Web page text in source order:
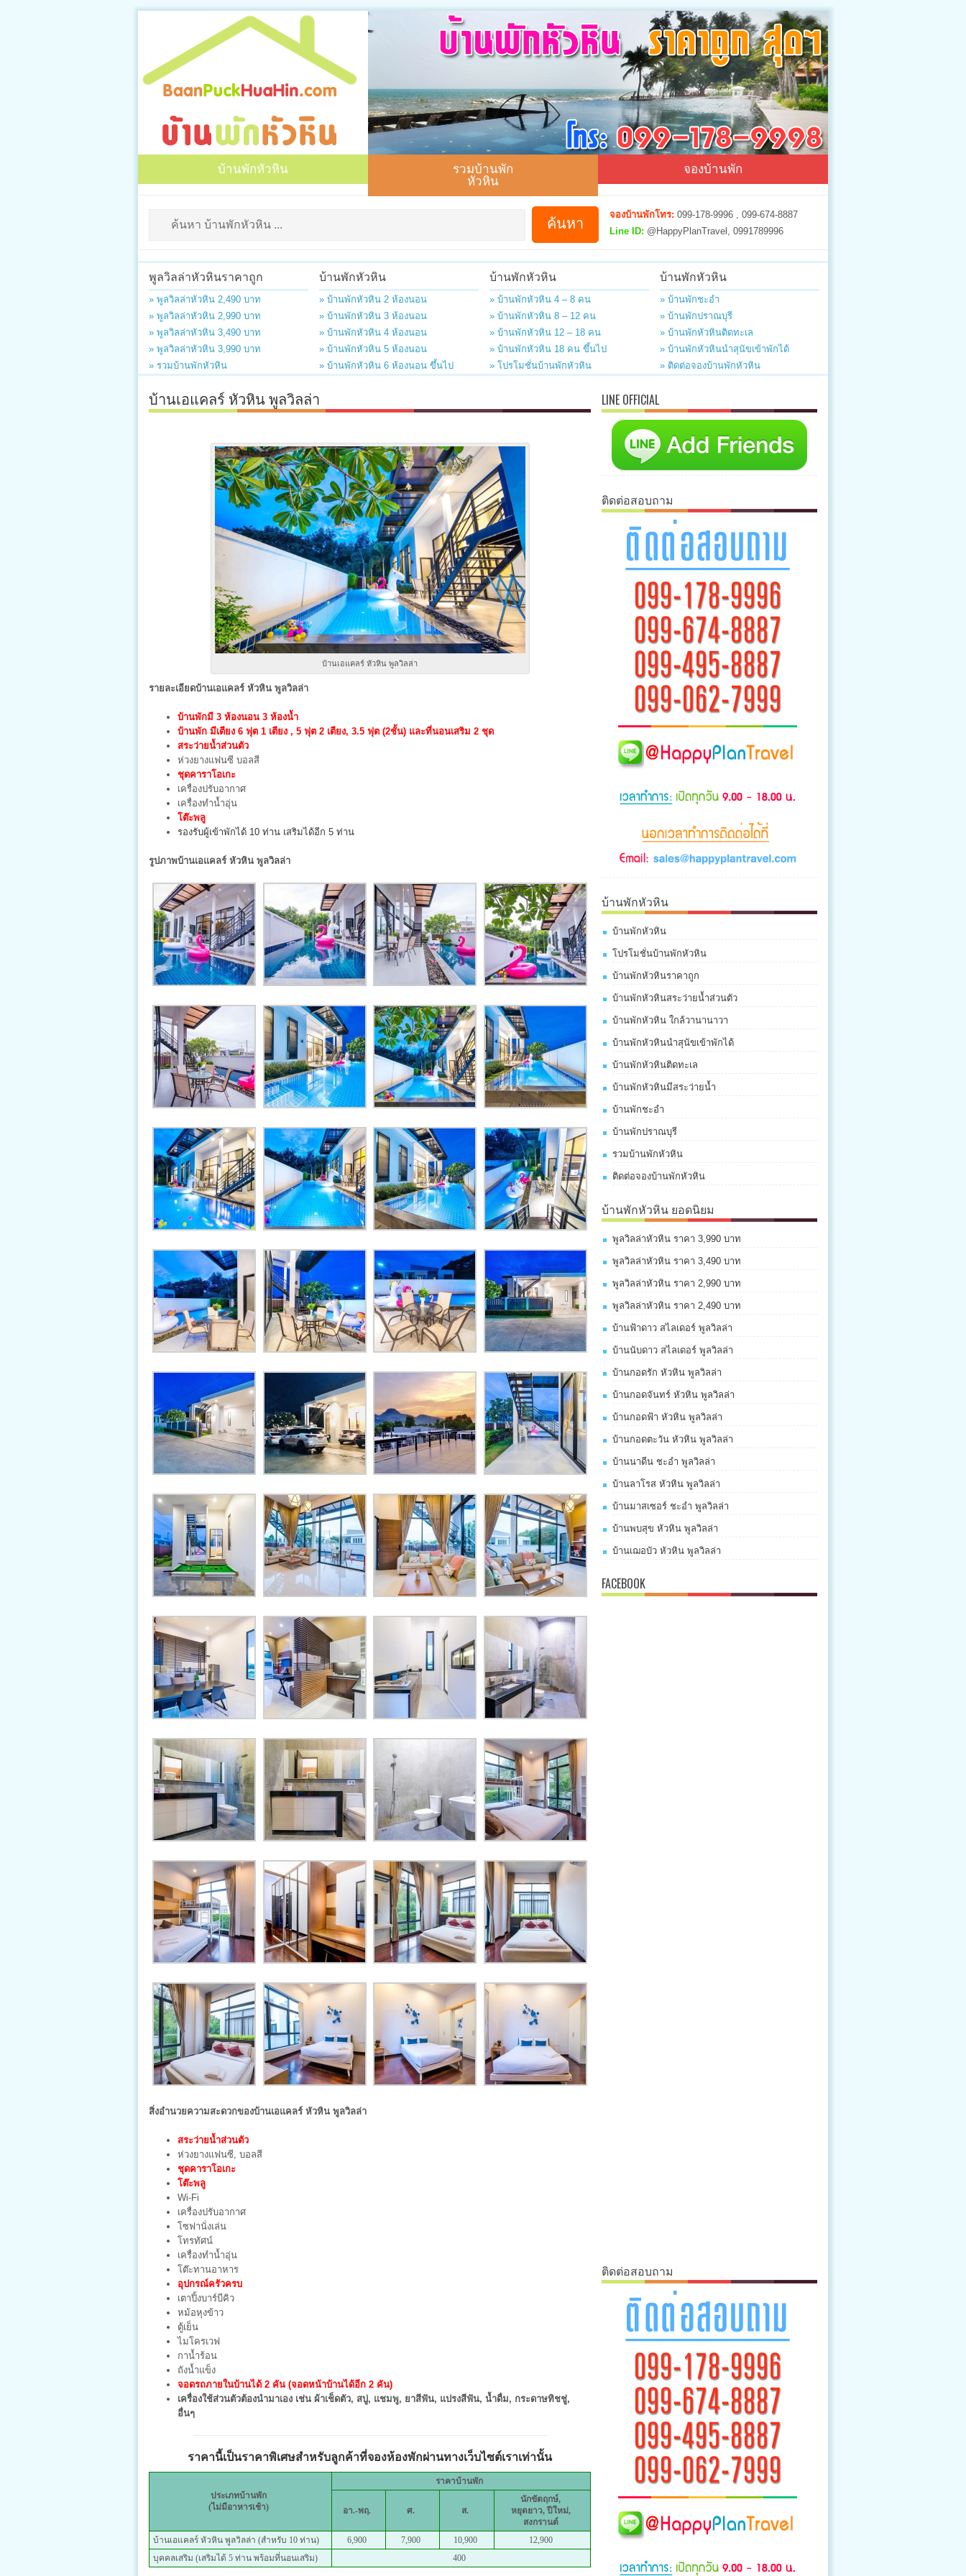
บ้านพักหัวหิน รวมบ้านพัก
หัวหิน
จองบ้านพัก
จองบ้านพักโทร: 099-178-9996 , 099-674-8887
Line ID: @HappyPlanTravel, 0991789996
พูลวิลล่าหัวหินราคาถูก
» พูลวิลล่าหัวหิน 2,490 บาท
» พูลวิลล่าหัวหิน 2,990 บาท
» พูลวิลล่าหัวหิน 3,490 บาท
» พูลวิลล่าหัวหิน 3,990 บาท
» รวมบ้านพักหัวหิน
บ้านพักหัวหิน
» บ้านพักหัวหิน 2 ห้องนอน
» บ้านพักหัวหิน 3 ห้องนอน
» บ้านพักหัวหิน 4 ห้องนอน
» บ้านพักหัวหิน 5 ห้องนอน
» บ้านพักหัวหิน 6 ห้องนอน ขึ้นไป
บ้านพักหัวหิน
» บ้านพักหัวหิน 4 – 8 คน
» บ้านพักหัวหิน 8 – 12 คน
» บ้านพักหัวหิน 12 – 18 คน
» บ้านพักหัวหิน 18 คน ขึ้นไป
» โปรโมชั่นบ้านพักหัวหิน
บ้านพักหัวหิน
» บ้านพักชะอำ
» บ้านพักปราณบุรี
» บ้านพักหัวหินติดทะเล
» บ้านพักหัวหินนำสุนัขเข้าพักได้
» ติดต่อจองบ้านพักหัวหิน
บ้านเอแคลร์ หัวหิน พูลวิลล่า
บ้านเอแคลร์ หัวหิน พูลวิลล่า
รายละเอียดบ้านเอแคลร์ หัวหิน พูลวิลล่า
บ้านพักมี 3 ห้องนอน 3 ห้องน้ำ
บ้านพัก มีเตียง 6 ฟุต 1 เตียง , 5 ฟุต 2 เตียง, 3.5 ฟุต (2ชั้น) และที่นอนเสริม 2 ชุด
สระว่ายน้ำส่วนตัว
ห่วงยางแฟนซี บอลสี
ชุดคาราโอเกะ
เครื่องปรับอากาศ
เครื่องทำน้ำอุ่น
โต๊ะพลู
รองรับผู้เข้าพักได้ 10 ท่าน เสริมได้อีก 5 ท่าน
รูปภาพบ้านเอแคลร์ หัวหิน พูลวิลล่า
สิ่งอำนวยความสะดวกของบ้านเอแคลร์ หัวหิน พูลวิลล่า
สระว่ายน้ำส่วนตัว
ห่วงยางแฟนซี, บอลสี
ชุดคาราโอเกะ
โต๊ะพลู
Wi-Fi
เครื่องปรับอากาศ
โซฟานั่งเล่น
โทรทัศน์
เครื่องทำน้ำอุ่น
โต๊ะทานอาหาร
อุปกรณ์ครัวครบ
เตาปิ้งบาร์บีคิว
หม้อหุงข้าว
ตู้เย็น
ไมโครเวฟ
กาน้ำร้อน
ถังน้ำแข็ง
จอดรถภายในบ้านได้ 2 คัน (จอดหน้าบ้านได้อีก 2 คัน)
เครื่องใช้ส่วนตัวต้องนำมาเอง เช่น ผ้าเช็ดตัว, สบู่, แชมพู, ยาสีฟัน, แปรงสีฟัน, น้ำดื่ม, กระดาษทิชชู่,
อื่นๆ
ราคานี้เป็นราคาพิเศษสำหรับลูกค้าที่จองห้องพักผ่านทางเว็บไซต์เราเท่านั้น
ประเภทบ้านพัก
(ไม่มีอาหารเช้า)
ราคาบ้านพัก
อา.-พฤ. ศ. ส.
นักขัตฤกษ์,
หยุดยาว, ปีใหม่,
สงกรานต์
บ้านเอแคลร์ หัวหิน พูลวิลล่า (สำหรับ 10 ท่าน)
6,900 7,900 10,900
12,900
บุคคลเสริม (เสริมได้ 5 ท่าน พร้อมที่นอนเสริม)
400
LINE OFFICIAL
ติดต่อสอบถาม
บ้านพักหัวหิน
บ้านพักหัวหิน
โปรโมชั่นบ้านพักหัวหิน
บ้านพักหัวหินราคาถูก
บ้านพักหัวหินสระว่ายน้ำส่วนตัว
บ้านพักหัวหิน ใกล้วานานาวา
บ้านพักหัวหินนำสุนัขเข้าพักได้
บ้านพักหัวหินติดทะเล
บ้านพักหัวหินมีสระว่ายน้ำ
บ้านพักชะอำ
บ้านพักปราณบุรี
รวมบ้านพักหัวหิน
ติดต่อจองบ้านพักหัวหิน
บ้านพักหัวหิน ยอดนิยม
พูลวิลล่าหัวหิน ราคา 3,990 บาท
พูลวิลล่าหัวหิน ราคา 3,490 บาท
พูลวิลล่าหัวหิน ราคา 2,990 บาท
พูลวิลล่าหัวหิน ราคา 2,490 บาท
บ้านฟ้าดาว สไลเดอร์ พูลวิลล่า
บ้านนับดาว สไลเดอร์ พูลวิลล่า
บ้านกอดรัก หัวหิน พูลวิลล่า
บ้านกอดจันทร์ หัวหิน พูลวิลล่า
บ้านกอดฟ้า หัวหิน พูลวิลล่า
บ้านกอดตะวัน หัวหิน พูลวิลล่า
บ้านนาดีน ชะอำ พูลวิลล่า
บ้านลาโรส หัวหิน พูลวิลล่า
บ้านมาสเซอร์ ชะอำ พูลวิลล่า
บ้านพบสุข หัวหิน พูลวิลล่า
บ้านเฌอบัว หัวหิน พูลวิลล่า
FACEBOOK
ติดต่อสอบถาม